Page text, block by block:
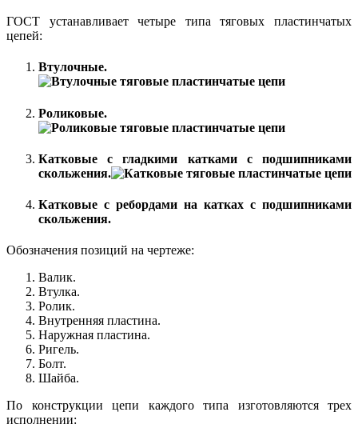
ГОСТ устанавливает четыре типа тяговых пластинчатых
цепей:
Втулочные.
Роликовые.
Катковые с гладкими катками с подшипниками
скольжения.
Катковые с ребордами на катках с подшипниками
скольжения.
Обозначения позиций на чертеже:
Валик.
Втулка.
Ролик.
Внутренняя пластина.
Наружная пластина.
Ригель.
Болт.
Шайба.
По конструкции цепи каждого типа изготовляются трех
исполнении: